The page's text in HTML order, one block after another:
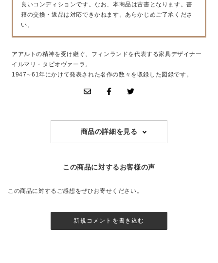
良いコンディションです。なお、本商品は古書となります。書
籍の交換・返品は対応できかねます。あらかじめご了承くださ
い。
アアルトの精神を受け継ぐ、フィンランドを代表する家具デザイナー
イルマリ・タピオヴァーラ。
1947∼61年にかけて発表された名作の数々を収録した図録です。
商品の詳細を見る
この商品に対するお客様の声
この商品に対するご感想をぜひお寄せください。
新規コメントを書き込む